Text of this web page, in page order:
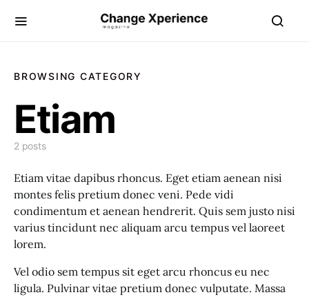
BROWSING CATEGORY
Etiam
2 posts
Etiam vitae dapibus rhoncus. Eget etiam aenean nisi
montes felis pretium donec veni. Pede vidi
condimentum et aenean hendrerit. Quis sem justo nisi
varius tincidunt nec aliquam arcu tempus vel laoreet
lorem.
Vel odio sem tempus sit eget arcu rhoncus eu nec
ligula. Pulvinar vitae pretium donec vulputate. Massa